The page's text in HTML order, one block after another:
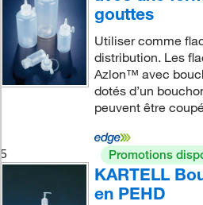
gouttes
Utiliser comme
distribution. Les
Azlon™ avec
dotés d’un
peuvent être
5 Promotions
KARTELL
en PEHD